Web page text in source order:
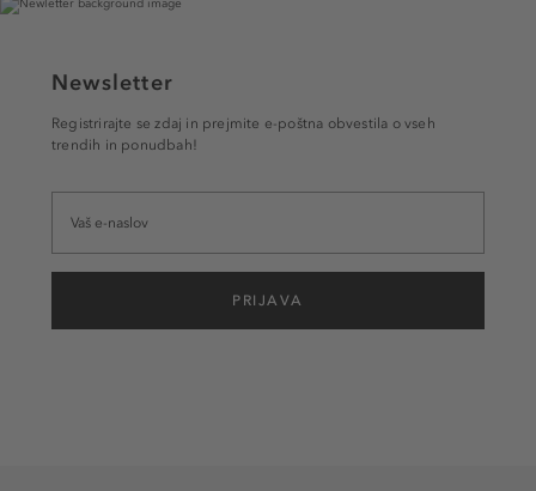
Newsletter
Registrirajte se zdaj in prejmite e-poštna obvestila o vseh
trendih in ponudbah!
PRIJAVA